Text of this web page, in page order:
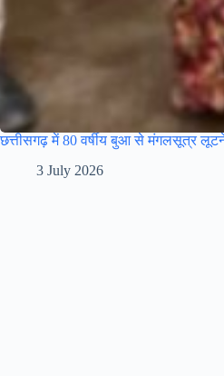
छत्तीसगढ़ में 80 वर्षीय बुआ से मंगलसूत्र
3 July 2026